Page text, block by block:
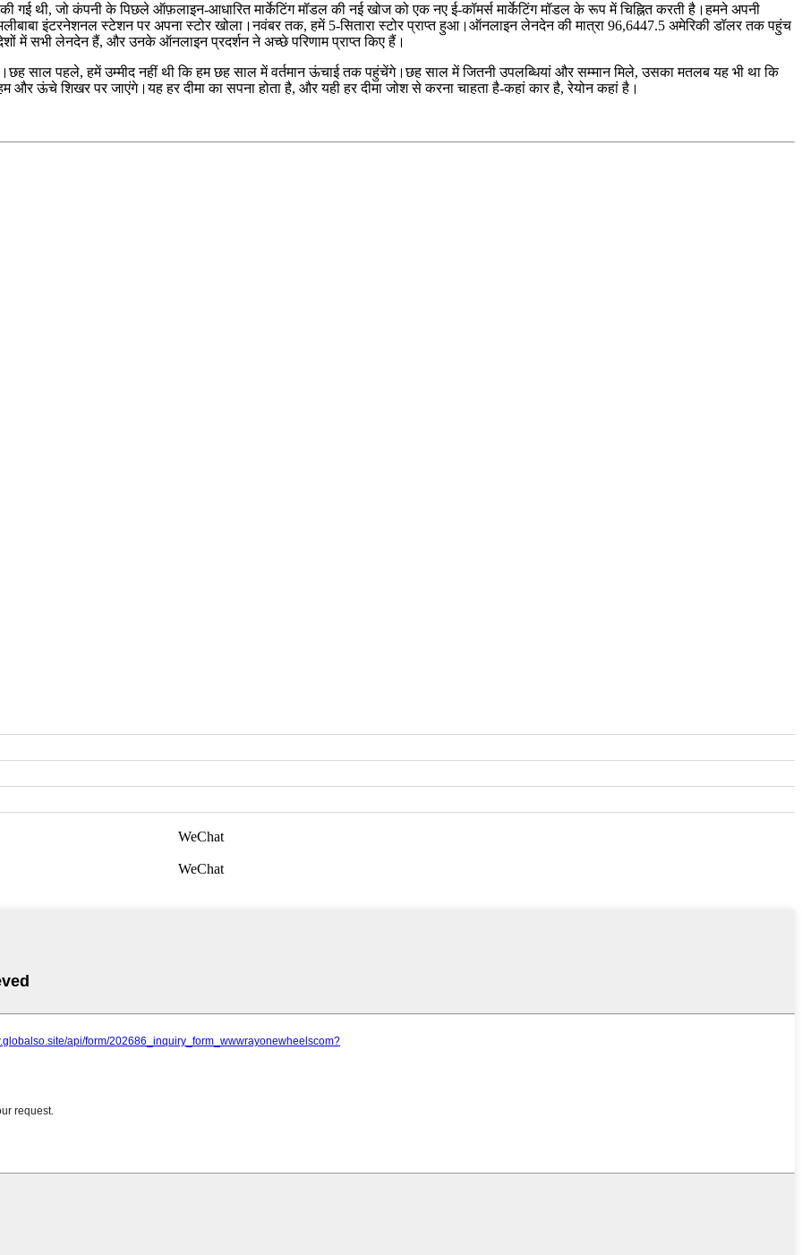
की गई थी, जो कंपनी के पिछले ऑफ़लाइन-आधारित मार्केटिंग मॉडल की नई खोज को एक नए ई-कॉमर्स मार्केटिंग मॉडल के रूप में चिह्नित करती है।हमने अपनी
इंटरनेशनल स्टेशन पर अपना स्टोर खोला।नवंबर तक, हमें 5-सितारा स्टोर प्राप्त हुआ।ऑनलाइन लेनदेन की मात्रा 96,6447.5 अमेरिकी डॉलर तक पहुंच
में सभी लेनदेन हैं, और उनके ऑनलाइन प्रदर्शन ने अच्छे परिणाम प्राप्त किए हैं।
साल पहले, हमें उम्मीद नहीं थी कि हम छह साल में वर्तमान ऊंचाई तक पहुंचेंगे।छह साल में जितनी उपलब्धियां और सम्मान मिले, उसका मतलब यह भी था कि
ऊंचे शिखर पर जाएंगे।यह हर दीमा का सपना होता है, और यही हर दीमा जोश से करना चाहता है-कहां कार है, रेयोन कहां है।
WeChat
WeChat